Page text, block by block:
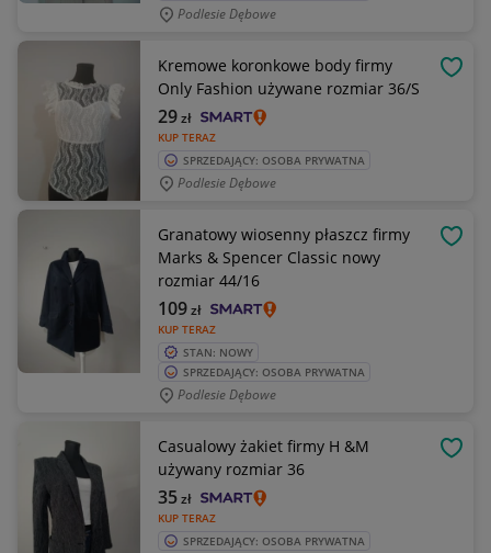
Podlesie Dębowe
Kremowe koronkowe body firmy
Only Fashion używane rozmiar 36/S
KUP TERAZ
29zł
SPRZEDAJĄCY: OSOBA PRYWATNA
Podlesie Dębowe
Granatowy wiosenny płaszcz firmy
Marks & Spencer Classic nowy
rozmiar 44/16
KUP TERAZ
109zł
STAN: NOWY
SPRZEDAJĄCY: OSOBA PRYWATNA
Podlesie Dębowe
Casualowy żakiet firmy H &M
używany rozmiar 36
KUP TERAZ
35zł
SPRZEDAJĄCY: OSOBA PRYWATNA